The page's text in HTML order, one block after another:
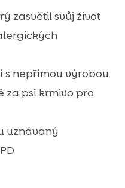
zasvětil svůj život
s nepřímou výrobou
za psí krmivo pro
uznávaný